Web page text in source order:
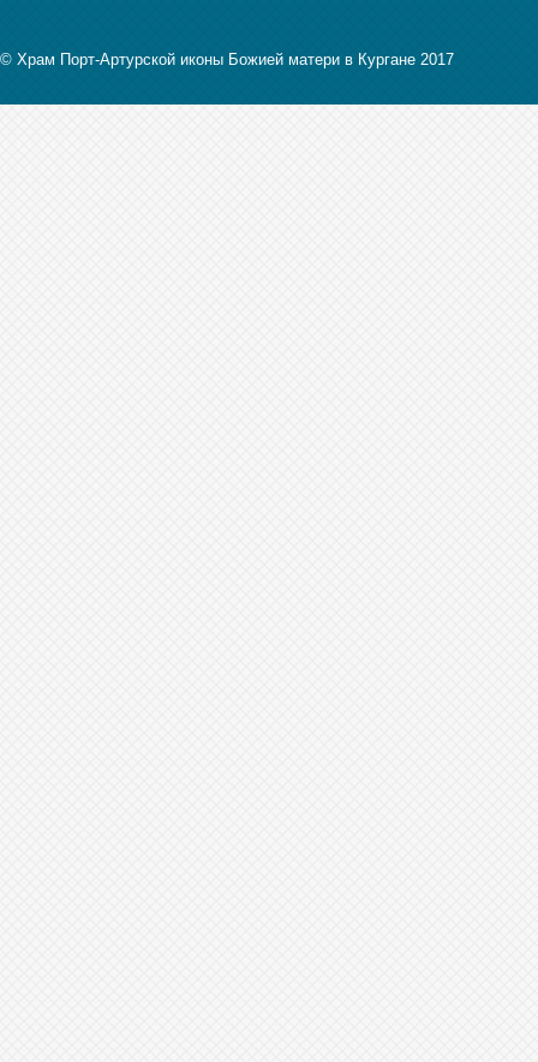
© Храм Порт-Артурской иконы Божией матери в Кургане 2017